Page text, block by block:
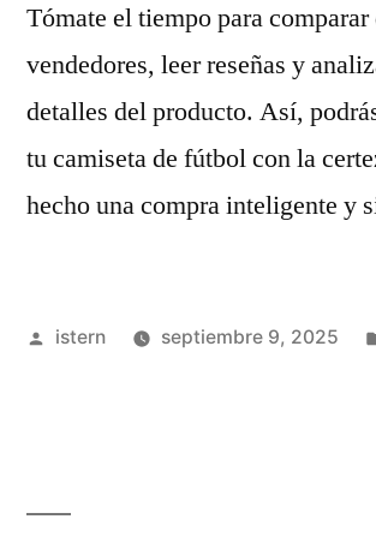
Tómate el tiempo para
vendedores, leer reseñas y
detalles del producto. Así,
tu camiseta de fútbol con la
hecho una compra inteligente y
Publicado
istern septiembre 9, 2025